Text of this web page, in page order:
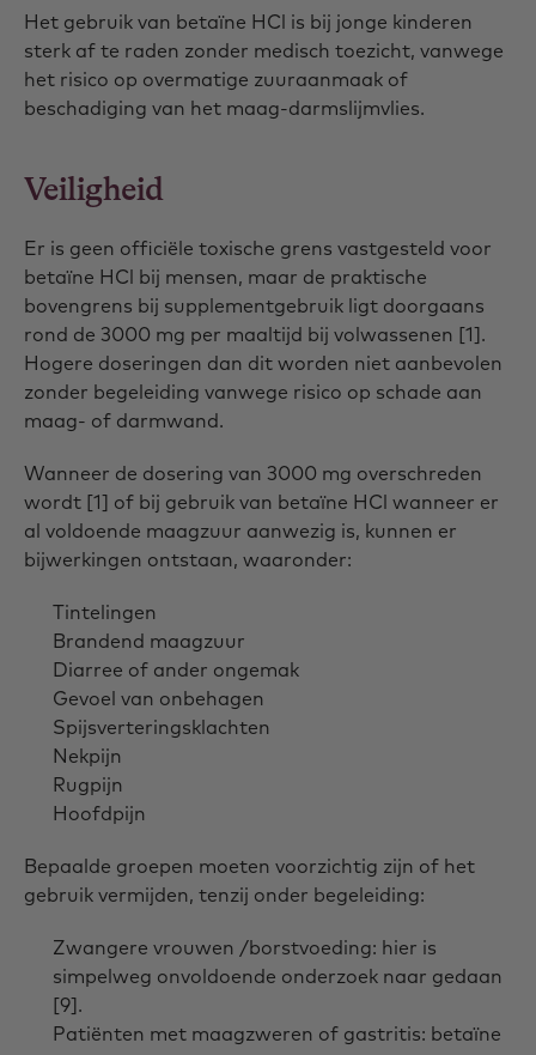
Het gebruik van betaïne HCl is bij jonge kinderen
sterk af te raden zonder medisch toezicht, vanwege
het risico op overmatige zuuraanmaak of
beschadiging van het maag-darmslijmvlies.
Veiligheid
Er is geen officiële toxische grens vastgesteld voor
betaïne HCl bij mensen, maar de praktische
bovengrens bij supplementgebruik ligt doorgaans
rond de 3000 mg per maaltijd bij volwassenen [1].
Hogere doseringen dan dit worden niet aanbevolen
zonder begeleiding vanwege risico op schade aan
maag- of darmwand.
Wanneer de dosering van 3000 mg overschreden
wordt [1] of bij gebruik van betaïne HCl wanneer er
al voldoende maagzuur aanwezig is, kunnen er
bijwerkingen ontstaan, waaronder:
Tintelingen
Brandend maagzuur
Diarree of ander ongemak
Gevoel van onbehagen
Spijsverteringsklachten
Nekpijn
Rugpijn
Hoofdpijn
Bepaalde groepen moeten voorzichtig zijn of het
gebruik vermijden, tenzij onder begeleiding:
Zwangere vrouwen /borstvoeding: hier is
simpelweg onvoldoende onderzoek naar gedaan
[9].
Patiënten met maagzweren of gastritis: betaïne